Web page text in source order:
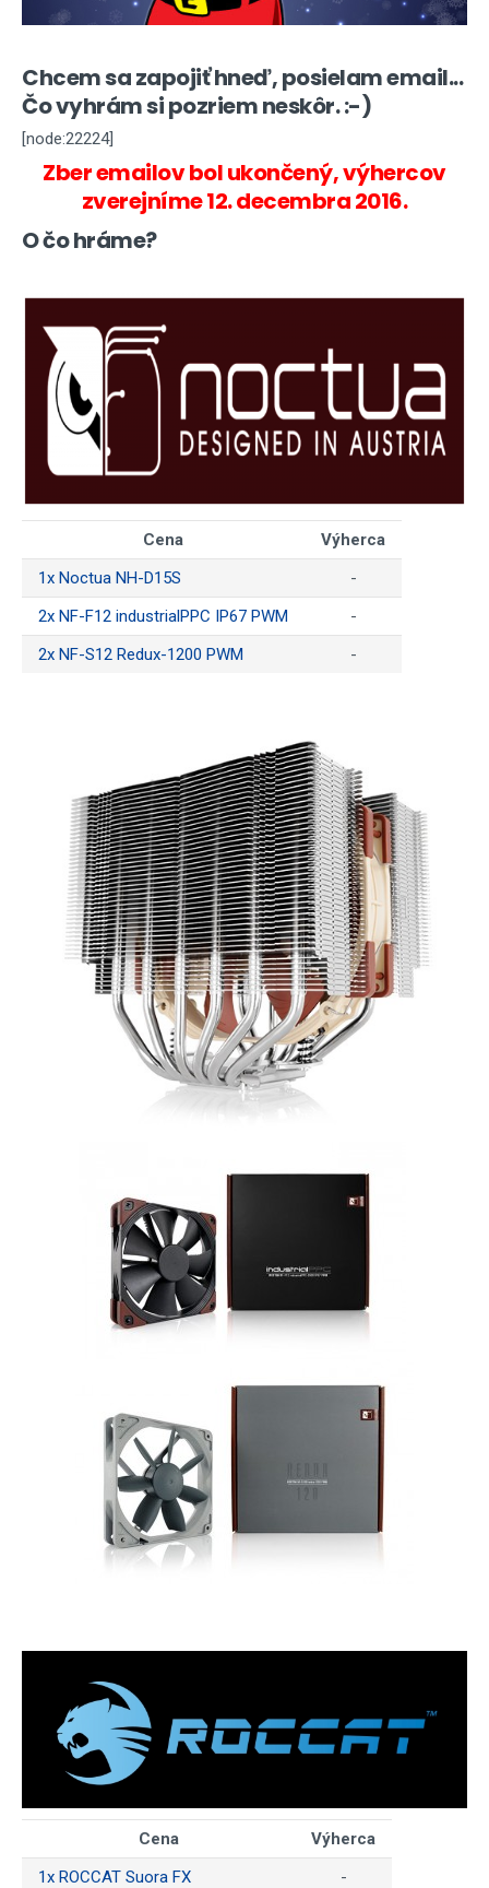
Chcem sa zapojiť hneď, posielam email...
Čo vyhrám si pozriem neskôr. :-)
[node:22224]
Zber emailov bol ukončený, výhercov
zverejníme 12. decembra 2016.
O čo hráme?
Cena
Výherca
1x Noctua NH-D15S
-
2x NF-F12 industrialPPC IP67 PWM
-
2x NF-S12 Redux-1200 PWM
-
Cena
Výherca
1x ROCCAT Suora FX
-